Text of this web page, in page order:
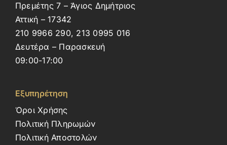
Πρεμέτης 7 – Άγιος Δημήτριος
Αττική – 17342
210 9966 290, 213 0995 016
Δευτέρα – Παρασκευή
09:00-17:00
Εξυπηρέτηση
Όροι Χρήσης
Πολιτική Πληρωμών
Πολιτική Αποστολών